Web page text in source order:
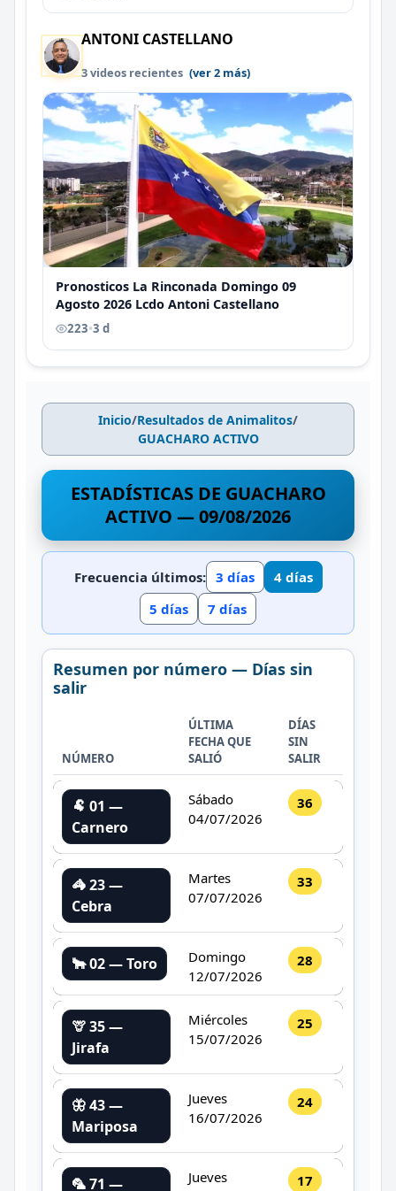
ANTONI CASTELLANO
3 videos recientes (ver 2 más)
Pronosticos La Rinconada Domingo 09
Agosto 2026 Lcdo Antoni Castellano
223•3 d
Inicio/Resultados de Animalitos/
GUACHARO ACTIVO
ESTADÍSTICAS DE GUACHARO
ACTIVO — 09/08/2026
Frecuencia últimos: 3 días
4 días
5 días
7 días
Resumen por número — Días sin
salir
NÚMERO
ÚLTIMA
FECHA QUE
SALIÓ
DÍAS
SIN
SALIR
🐏 01 —
Carnero
Sábado
04/07/2026
36
🦓 23 —
Cebra
Martes
07/07/2026
33
🐂 02 — Toro
Domingo
12/07/2026
28
🦒 35 —
Jirafa
Miércoles
15/07/2026
25
🦋 43 —
Mariposa
Jueves
16/07/2026
24
🦜 71 —
Jueves
17